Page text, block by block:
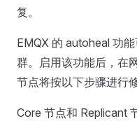
复。
EMQX 的 autoheal 功
群。启用该功能后，在
节点将按以下步骤进行修
Core 节点和 Replicant